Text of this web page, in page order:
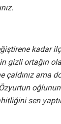
kadar
gizli ortağın
çaldınız ama
sen